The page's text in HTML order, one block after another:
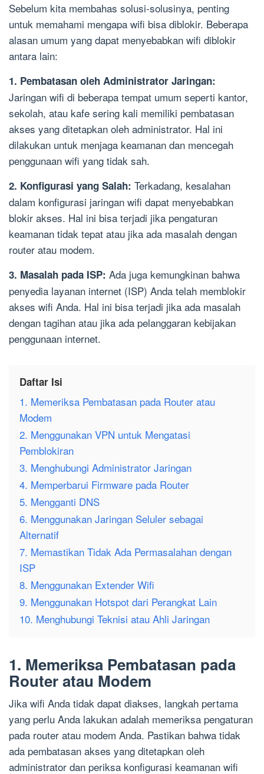
Sebelum kita membahas solusi-solusinya, penting
untuk memahami mengapa wifi bisa diblokir. Beberapa
alasan umum yang dapat menyebabkan wifi diblokir
antara lain:
1. Pembatasan oleh Administrator Jaringan:
Jaringan wifi di beberapa tempat umum seperti kantor,
sekolah, atau kafe sering kali memiliki pembatasan
akses yang ditetapkan oleh administrator. Hal ini
dilakukan untuk menjaga keamanan dan mencegah
penggunaan wifi yang tidak sah.
2. Konfigurasi yang Salah: Terkadang, kesalahan
dalam konfigurasi jaringan wifi dapat menyebabkan
blokir akses. Hal ini bisa terjadi jika pengaturan
keamanan tidak tepat atau jika ada masalah dengan
router atau modem.
3. Masalah pada ISP: Ada juga kemungkinan bahwa
penyedia layanan internet (ISP) Anda telah memblokir
akses wifi Anda. Hal ini bisa terjadi jika ada masalah
dengan tagihan atau jika ada pelanggaran kebijakan
penggunaan internet.
Daftar Isi
1. Memeriksa Pembatasan pada Router atau
Modem
2. Menggunakan VPN untuk Mengatasi
Pemblokiran
3. Menghubungi Administrator Jaringan
4. Memperbarui Firmware pada Router
5. Mengganti DNS
6. Menggunakan Jaringan Seluler sebagai
Alternatif
7. Memastikan Tidak Ada Permasalahan dengan
ISP
8. Menggunakan Extender Wifi
9. Menggunakan Hotspot dari Perangkat Lain
10. Menghubungi Teknisi atau Ahli Jaringan
1. Memeriksa Pembatasan pada
Router atau Modem
Jika wifi Anda tidak dapat diakses, langkah pertama
yang perlu Anda lakukan adalah memeriksa pengaturan
pada router atau modem Anda. Pastikan bahwa tidak
ada pembatasan akses yang ditetapkan oleh
administrator dan periksa konfigurasi keamanan wifi